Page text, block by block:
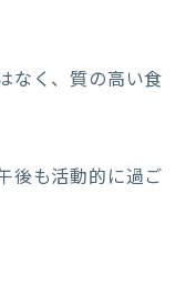
なく、質の高い食
後も活動的に過ご